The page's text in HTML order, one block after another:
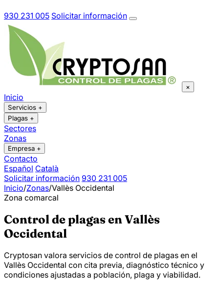
930 231 005 Solicitar información
×
Inicio
Servicios +
Plagas +
Sectores
Zonas
Empresa +
Contacto
Español Català
Solicitar información 930 231 005
Inicio/Zonas/Vallès Occidental
Zona comarcal
Control de plagas en Vallès
Occidental
Cryptosan valora servicios de control de plagas en el
Vallès Occidental con cita previa, diagnóstico técnico y
condiciones ajustadas a población, plaga y viabilidad.